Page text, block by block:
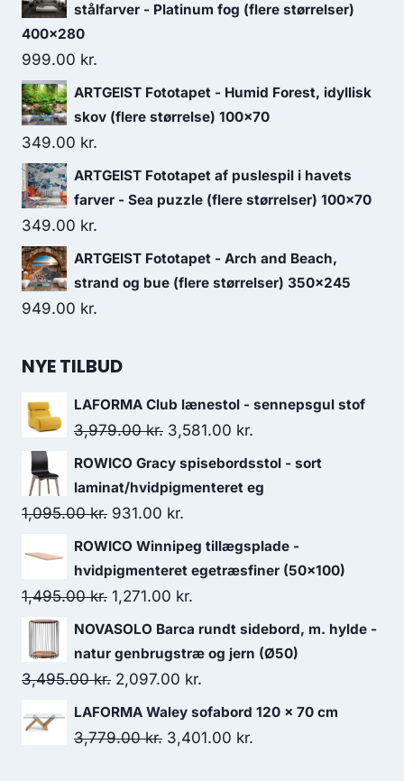
stålfarver - Platinum fog (flere størrelser)
400x280
999.00 kr.
ARTGEIST Fototapet - Humid Forest, idyllisk
skov (flere størrelse) 100x70
349.00 kr.
ARTGEIST Fototapet af puslespil i havets
farver - Sea puzzle (flere størrelser) 100x70
349.00 kr.
ARTGEIST Fototapet - Arch and Beach,
strand og bue (flere størrelser) 350x245
949.00 kr.
NYE TILBUD
LAFORMA Club lænestol - sennepsgul stof
3,979.00kr. 3,581.00 kr.
ROWICO Gracy spisebordsstol - sort
laminat/hvidpigmenteret eg
1,095.00kr. 931.00 kr.
ROWICO Winnipeg tillægsplade -
hvidpigmenteret egetræsfiner (50x100)
1,495.00kr. 1,271.00 kr.
NOVASOLO Barca rundt sidebord, m. hylde -
natur genbrugstræ og jern (Ø50)
3,495.00kr. 2,097.00 kr.
LAFORMA Waley sofabord 120 x 70 cm
3,779.00kr. 3,401.00 kr.